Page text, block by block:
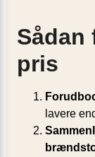
Sådan
pris
lavere